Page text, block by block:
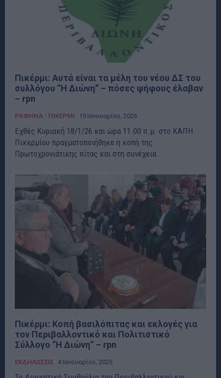
Πικέρμι: Αυτά είναι τα μέλη του νέου ΔΣ τoυ
συλλόγου ”Η Διώνη” – πόσες ψήφους έλαβαν
– rpn
ΡΑΦΗΝΑ - ΠΙΚΕΡΜΙ 19 Ιανουαρίου, 2026
Εχθές Κυριακή 18/1/26 και ώρα 11.00 π.μ. στο ΚΑΠΗ
Πικερμίου πραγματοποιήθηκε η κοπή της
Πρωτοχρονιάτικης πίτας και στη συνέχεια...
Πικέρμι: Κοπή βασιλόπιτας και εκλογές για
τον Περιβαλλοντικό και Πολιτιστικό
Σύλλογο “H Διώνη” – rpn
ΕΚΔΗΛΩΣΕΙΣ 4 Ιανουαρίου, 2026